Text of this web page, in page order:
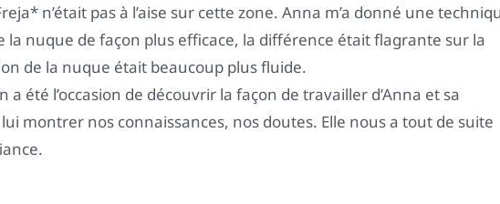
n’était pas à l’aise sur cette zone. Anna m’a donné une
nuque de façon plus efficace, la différence était flagrante sur la
de la nuque était beaucoup plus fluide.
été l’occasion de découvrir la façon de travailler d’Anna et sa
montrer nos connaissances, nos doutes. Elle nous a tout de suite